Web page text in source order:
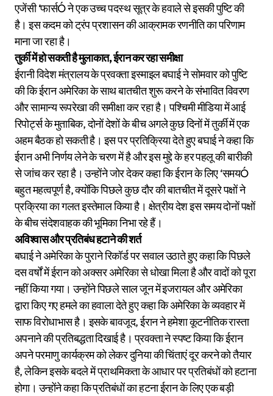
एजेंसी ‘फार्सÓ ने एक उच्च पदस्थ सूत्र के हवाले से इसकी पुष्टि की
है। इस कदम को ट्रंप प्रशासन की आक्रामक रणनीति का परिणाम
माना जा रहा है।
तुर्की में हो सकती है मुलाकात, ईरान कर रहा समीक्षा
ईरानी विदेश मंत्रालय के प्रवक्ता इस्माइल बघाई ने सोमवार को पुष्टि
की कि ईरान अमेरिका के साथ बातचीत शुरू करने के संभावित विवरण
और सामान्य रूपरेखा की समीक्षा कर रहा है। पश्चिमी मीडिया में आई
रिपोर्ट्स के मुताबिक, दोनों देशों के बीच अगले कुछ दिनों में तुर्की में एक
अहम बैठक हो सकती है। इस पर प्रतिक्रिया देते हुए बघाई ने कहा कि
ईरान अभी निर्णय लेने के चरण में है और इस मुद्दे के हर पहलू की बारीकी
से जांच कर रहा है। उन्होंने जोर देकर कहा कि ईरान के लिए ‘समयÓ
बहुत महत्वपूर्ण है, क्योंकि पिछले कुछ दौर की बातचीत में दूसरे पक्षों ने
प्रक्रिया का गलत इस्तेमाल किया है। क्षेत्रीय देश इस समय दोनों पक्षों
के बीच संदेशवाहक की भूमिका निभा रहे हैं।
अविश्वास और प्रतिबंध हटाने की शर्त
बघाई ने अमेरिका के पुराने रिकॉर्ड पर सवाल उठाते हुए कहा कि पिछले
दस वर्षों में ईरान को अक्सर अमेरिका से धोखा मिला है और वादों को पूरा
नहीं किया गया। उन्होंने पिछले साल जून में इजरायल और अमेरिका
द्वारा किए गए हमले का हवाला देते हुए कहा कि अमेरिका के व्यवहार में
साफ विरोधाभास है। इसके बावजूद, ईरान ने हमेशा कूटनीतिक रास्ता
अपनाने की प्रतिबद्धता दिखाई है। प्रवक्ता ने स्पष्ट किया कि ईरान
अपने परमाणु कार्यक्रम को लेकर दुनिया की चिंताएं दूर करने को तैयार
है, लेकिन इसके बदले में प्राथमिकता के आधार पर प्रतिबंधों को हटाना
होगा। उन्होंने कहा कि प्रतिबंधों का हटना ईरान के लिए एक बड़ी